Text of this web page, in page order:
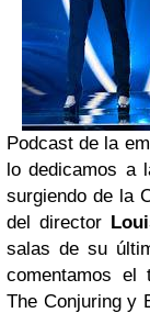
Podcast de la
lo dedicamos a
surgiendo de la
del director
salas de su
comentamos el
The Conjuring y